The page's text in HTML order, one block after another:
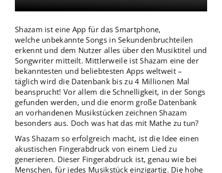
Shazam ist eine App für das Smartphone,
welche unbekannte Songs in Sekundenbruchteilen
erkennt und dem Nutzer alles über den Musiktitel und
Songwriter mitteilt. Mittlerweile ist Shazam eine der
bekanntesten und beliebtesten Apps weltweit –
täglich wird die Datenbank bis zu 4 Millionen Mal
beansprucht! Vor allem die Schnelligkeit, in der Songs
gefunden werden, und die enorm große Datenbank
an vorhandenen Musikstücken zeichnen Shazam
besonders aus. Doch was hat das mit Mathe zu tun?
Was Shazam so erfolgreich macht, ist die Idee einen
akustischen Fingerabdruck von einem Lied zu
generieren. Dieser Fingerabdruck ist, genau wie bei
Menschen, für jedes Musikstück einzigartig. Die hohe